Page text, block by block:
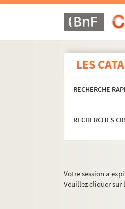
LES
RECHERCHE
RECHERCHES
Votre session a
Veuillez cliquer